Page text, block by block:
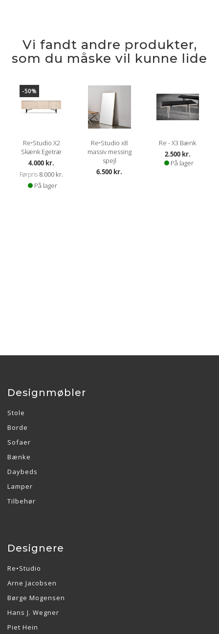
Vi fandt andre produkter,
som du måske vil kunne lide
-50%
Re•Studio X2
Skænk Egetræ
Kampagnepris
4.000 kr.
Førpris 8.000 kr.
På lager
Re•Studio x8
massiv messing
spejl
6.500 kr.
Re - X3 Bænk
2.500 kr.
På lager
Designmøbler
Stole
Borde
Sofaer
Bænke
Daybeds
Lamper
Tilbehør
Designere
Re•Studio
Arne Jacobsen
Børge Mogensen
Hans J. Wegner
Piet Hein